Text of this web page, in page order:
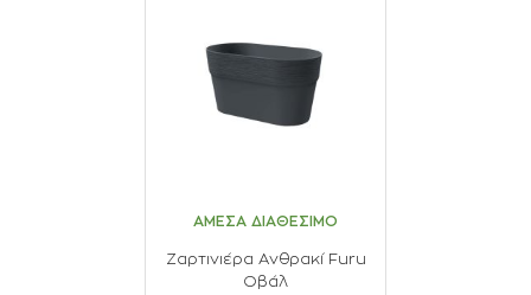
ΑΜΕΣΑ ΔΙΑΘΕΣΙΜΟ
Ζαρτινιέρα Ανθρακί Furu
Οβάλ